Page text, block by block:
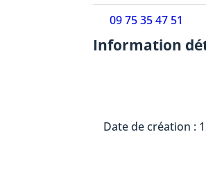
09 75 35 47 51
Information
Date de création :